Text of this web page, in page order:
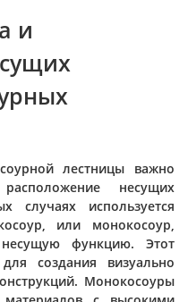
и
лестницы важно
несущих
случаях используется
или монокосоур,
функцию. Этот
создания визуально
Монокосоуры